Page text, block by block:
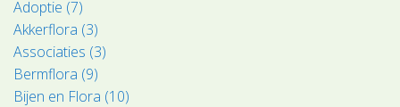
Adoptie (7)
Akkerflora (3)
Associaties (3)
Bermflora (9)
Bijen en Flora (10)